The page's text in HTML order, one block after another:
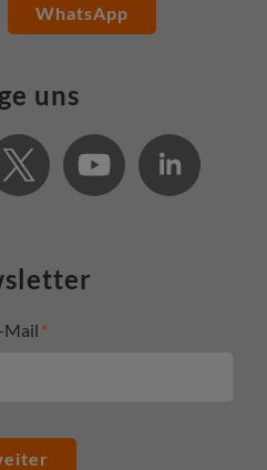
WhatsApp
uns
Mail